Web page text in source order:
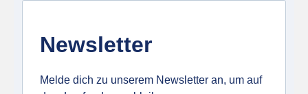
Newsletter
Melde dich zu unserem Newsletter an, um auf